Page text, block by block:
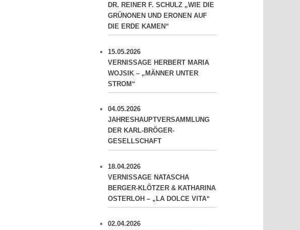
DR. REINER F. SCHULZ „WIE DIE
GRÜNONEN UND ERONEN AUF
DIE ERDE KAMEN“
15.05.2026
VERNISSAGE HERBERT MARIA
WOJSIK – „MÄNNER UNTER
STROM“
04.05.2026
JAHRESHAUPTVERSAMMLUNG
DER KARL-BRÖGER-
GESELLSCHAFT
18.04.2026
VERNISSAGE NATASCHA
BERGER-KLÖTZER & KATHARINA
OSTERLOH – „LA DOLCE VITA“
02.04.2026